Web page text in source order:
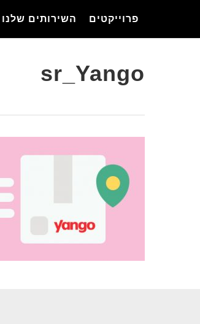
main
פרוייקטים השירותים שלנו
sr_Yango